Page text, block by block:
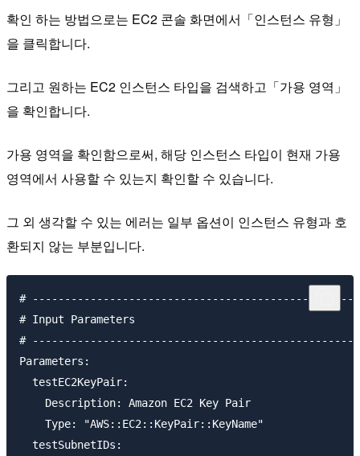
확인 하는 방법으로는 EC2 콘솔 화면에서「인스턴스 유형」
을 클릭합니다.
그리고 원하는 EC2 인스턴스 타입을 검색하고「가용 영역」
을 확인합니다.
가용 영역을 확인함으로써, 해당 인스턴스 타입이 현재 가용
영역에서 사용할 수 있는지 확인할 수 있습니다.
그 외 생각할 수 있는 에러는 일부 옵션이 인스턴스 유형과 호
환되지 않는 부분입니다.
#
# Input Parameters
#
Parameters:
  testEC2KeyPair:
    Description: Amazon EC2 Key Pair
    Type: "AWS::EC2::KeyPair::KeyName"
  testSubnetIDs: